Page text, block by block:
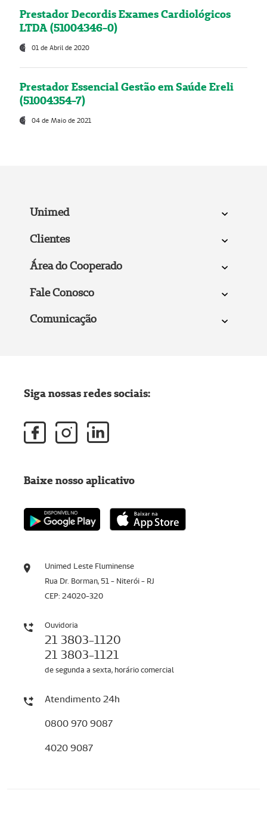
Prestador Decordis Exames Cardiológicos
LTDA (51004346-0)
01 de Abril de 2020
Prestador Essencial Gestão em Saúde Ereli
(51004354-7)
04 de Maio de 2021
Unimed
Clientes
Área do Cooperado
Fale Conosco
Comunicação
Unimed Leste Fluminense
Rua Dr. Borman, 51 - Niterói - RJ
CEP: 24020-320
Ouvidoria
21 3803-1120
21 3803-1121
de segunda a sexta, horário comercial
Atendimento 24h
0800 970 9087
4020 9087
Siga nossas redes sociais:
Baixe nosso aplicativo